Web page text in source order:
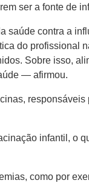
ser a fonte de
contra a
do profissional
Sobre isso,
— afirmou.
infantil, o
como por